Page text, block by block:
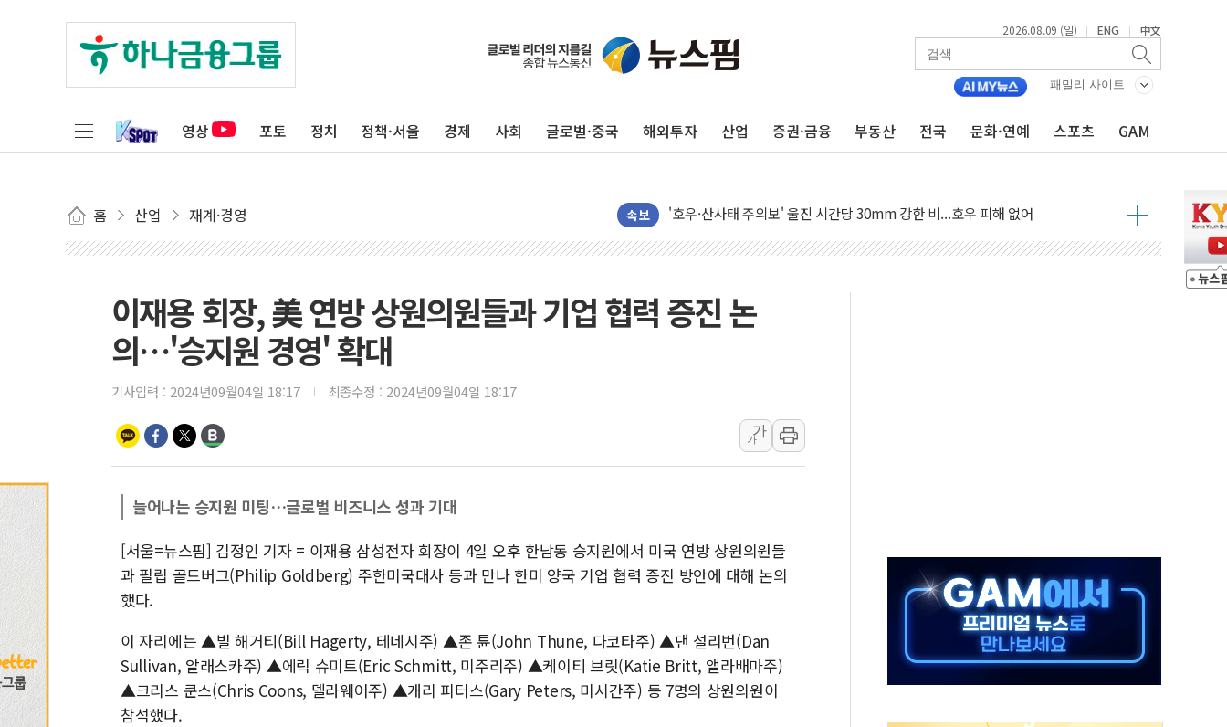
2026.08.09 (일) | ENG | 中文
패밀리 사이트
영상 포토 정치 정책·서울 경제 사회 글로벌·중국 해외투자 산업 증권·금융 부동산 전국 문화·연예 스포츠 GAM
홈 산업 재계·경영 속보
하나금융, 명동 소상공인에 '행복상자' 전달
인천시 광복절 현수막 '태극기 거꾸로' 논란…이틀만에 철거
홈플러스發 대형마트 판매, 역대 최대폭 감소한 9.4%↓…유통업계 양극화 심화
윤준병·이해민 의원, '정부 특사'로 콜롬비아 대통령 취임식 참석
여야, 황희 '버스 하우스' 공방…野 "청년 우롱 기괴" vs 與 "송구한 해프닝"
풀무원재단, '국제과학연극제 2026'서 어린이 과학연극 2편 수상
與 "세제개편안 8월 말 당정 조율 완료…초고가·비거주 1주택 등 여론 수렴"
경인고속도로서 차량 4대 연쇄 추돌…7세 남아 등 4명 부상
롯데백화점, 앰배서더 2기 모집…지역 크리에이터 확대
한수원 "폭염 속 전력수급 이상무"…김회천 사장, 원전 현장점검
정부, 독도 조사활동 日 항의에 "수용할 수 없다" 반박
김성회, 국민의힘에 "청년 결혼까지 정쟁 소재 삼아…청년 삶 가로막는 걸림돌"
이재용 회장, 美 연방 상원의원들과 기업 협력 증진 논
의…'승지원 경영' 확대
기사입력 : 2024년09월04일 18:17 최종수정 : 2024년09월04일 18:17
가
가
늘어나는 승지원 미팅…글로벌 비즈니스 성과 기대
[서울=뉴스핌] 김정인 기자 = 이재용 삼성전자 회장이 4일 오후 한남동 승지원에서 미국 연방 상원의원들
과 필립 골드버그(Philip Goldberg) 주한미국대사 등과 만나 한미 양국 기업 협력 증진 방안에 대해 논의
했다.
이 자리에는 ▲빌 해거티(Bill Hagerty, 테네시주) ▲존 튠(John Thune, 다코타주) ▲댄 설리번(Dan
Sullivan, 알래스카주) ▲에릭 슈미트(Eric Schmitt, 미주리주) ▲케이티 브릿(Katie Britt, 앨라배마주)
▲크리스 쿤스(Chris Coons, 델라웨어주) ▲개리 피터스(Gary Peters, 미시간주) 등 7명의 상원의원이
참석했다.